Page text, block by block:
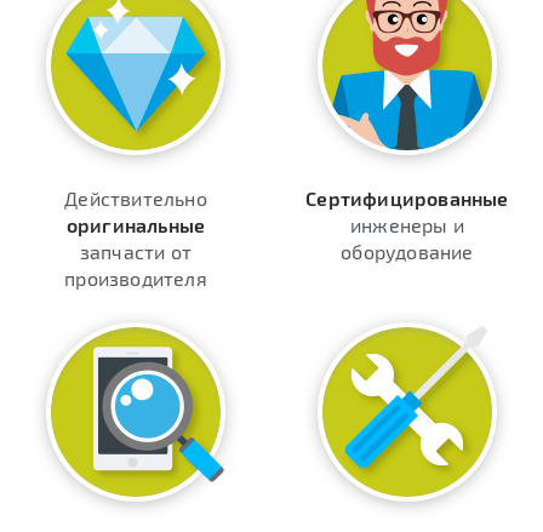
Действительно
оригинальные
запчасти от
производителя
Сертифицированные
инженеры и
оборудование